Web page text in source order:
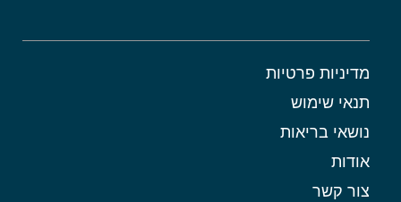
מדיניות פרטיות
תנאי שימוש
נושאי בריאות
אודות
צור קשר